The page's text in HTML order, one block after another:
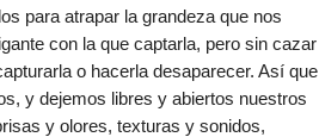
para atrapar la grandeza que nos
con la que captarla, pero sin cazar
o hacerla desaparecer. Así que
y dejemos libres y abiertos nuestros
y olores, texturas y sonidos,